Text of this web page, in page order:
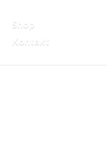
Shop
Kontakt